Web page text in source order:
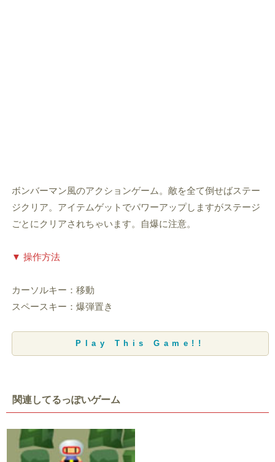
ボンバーマン風のアクションゲーム。敵を全て倒せばステー
ジクリア。アイテムゲットでパワーアップしますがステージ
ごとにクリアされちゃいます。自爆に注意。
▼ 操作方法
カーソルキー：移動
スペースキー：爆弾置き
Play This Game!!
関連してるっぽいゲーム